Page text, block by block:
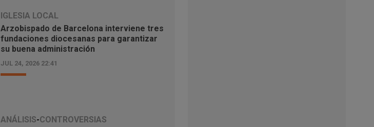
Una congregación religiosa destinada a
acompañar a quienes sufrieron
abusos: el inspirador proyecto
impulsado por dos religiosas
americanas
julio 24, 2026 - 3:03 am
el papel de la Iglesia
IGLESIA LOCAL
Arzobispado de Barcelona interviene tres
fundaciones diocesanas para garantizar
su buena administración
JUL 24, 2026 22:41
ANÁLISIS-CONTROVERSIAS